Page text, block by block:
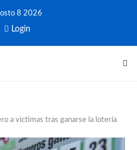
8 2026
Login
a victimas tras ganarse la lotería